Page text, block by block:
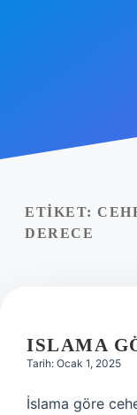
Yasal Uyarı
ETIKET:
DERECE
ISLAMA
Tarih: Ocak 1, 2025
İslama göre